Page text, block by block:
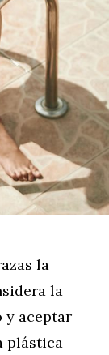
la
la
y aceptar
plástica